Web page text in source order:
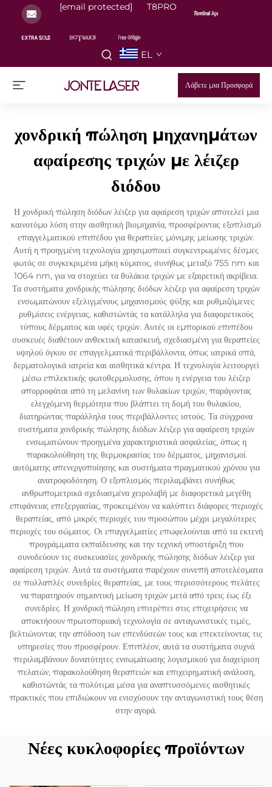
[email protected] T8PRO
EL
Λάβετε μια Προσφορά
χονδρική πώληση μηχανημάτων
αφαίρεσης τριχών με λέιζερ
διόδου
Η χονδρική πώληση διόδων λέιζερ για αφαίρεση τριχών αποτελεί μια
καινοτόμο λύση στην αισθητική βιομηχανία, προσφέροντας εξοπλισμό
επαγγελματικού επιπέδου για θεραπείες μόνιμης μείωσης τριχών.
Αυτή η προηγμένη τεχνολογία χρησιμοποιεί συγκεντρωμένες δέσμες
φωτός σε συγκεκριμένα μήκη κύματος, συνήθως μεταξύ 755 nm και
1064 nm, για να στοχεύει τα θυλάκια τριχών με εξαιρετική ακρίβεια.
Τα συστήματα χονδρικής πώλησης διόδων λέιζερ για αφαίρεση τριχών
ενσωματώνουν εξελιγμένους μηχανισμούς ψύξης και ρυθμιζόμενες
ρυθμίσεις ενέργειας, καθιστώντάς τα κατάλληλα για διαφορετικούς
τύπους δέρματος και υφές τριχών. Αυτές οι εμπορικού επιπέδου
συσκευές διαθέτουν ανθεκτική κατασκευή, σχεδιασμένη για θεραπείες
υψηλού όγκου σε επαγγελματικά περιβάλλοντα, όπως ιατρικά σπά,
δερματολογικά ιατρεία και αισθητικά κέντρα. Η τεχνολογία λειτουργεί
μέσω επιλεκτικής φωτοθερμολυσης, όπου η ενέργεια του λέιζερ
απορροφάται από τη μελανίνη των θυλακίων τριχών, παράγοντας
ελεγχόμενη θερμότητα που βλάπτει τη δομή του θυλακίου,
διατηρώντας παράλληλα τους περιβάλλοντες ιστούς. Τα σύγχρονα
συστήματα χονδρικής πώλησης διόδων λέιζερ για αφαίρεση τριχών
ενσωματώνουν προηγμένα χαρακτηριστικά ασφαλείας, όπως η
παρακολούθηση της θερμοκρασίας του δέρματος, μηχανισμοί
αυτόματης απενεργοποίησης και συστήματα πραγματικού χρόνου για
ανατροφοδότηση. Ο εξοπλισμός περιλαμβάνει συνήθως
ανθρωπομετρικά σχεδιασμένα χειρολαβή με διαφορετικά μεγέθη
επιφάνειας επεξεργασίας, προκειμένου να καλύπτει διάφορες περιοχές
θεραπείας, από μικρές περιοχές του προσώπου μέχρι μεγαλύτερες
περιοχές του σώματος. Οι επαγγελματίες επωφελούνται από τα εκτενή
προγράμματα εκπαίδευσης και την τεχνική υποστήριξη που
συνοδεύουν τις συσκευασίες χονδρικής πώλησης διόδων λέιζερ για
αφαίρεση τριχών. Αυτά τα συστήματα παρέχουν συνεπή αποτελέσματα
σε πολλαπλές συνεδρίες θεραπείας, με τους περισσότερους πελάτες
να παρατηρούν σημαντική μείωση τριχών μετά από τρεις έως έξι
συνεδρίες. Η χονδρική πώληση επιτρέπει στις επιχειρήσεις να
αποκτήσουν πρωτοποριακή τεχνολογία σε ανταγωνιστικές τιμές,
βελτιώνοντας την απόδοση των επενδύσεών τους και επεκτείνοντας τις
υπηρεσίες που προσφέρουν. Επιπλέον, αυτά τα συστήματα συχνά
περιλαμβάνουν δυνατότητες ενσωμάτωσης λογισμικού για διαχείριση
πελατών, παρακολούθηση θεραπειών και επιχειρηματική ανάλυση,
καθιστώντάς τα πολύτιμα μέσα για αναπτυσσόμενες αισθητικές
πρακτικές που επιδιώκουν να ενισχύσουν την ανταγωνιστική τους θέση
στην αγορά.
Νέες κυκλοφορίες προϊόντων